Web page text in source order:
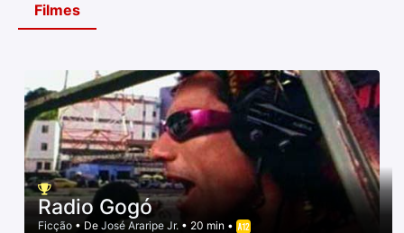
Filmes
Radio Gogó
Ficção • De José Araripe Jr. • 20 min •